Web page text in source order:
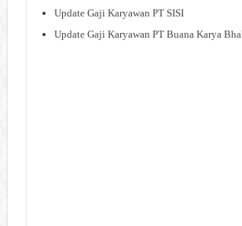
Update Gaji Karyawan PT SISI
Update Gaji Karyawan PT Buana Karya